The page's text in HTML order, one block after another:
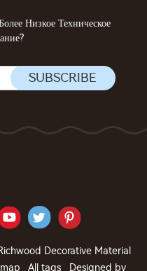
Низкое Техническое
Decorative Material
All tags Designed by